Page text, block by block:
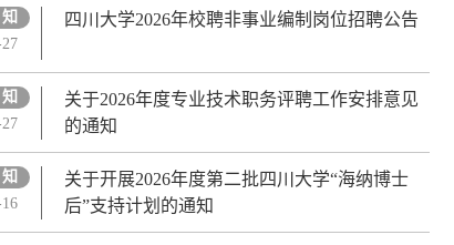
年度人事人才工作布
四川大学2026年校聘非事业编制岗位招聘公告
关于2026年度专业技术职务评聘工作安排意见
的通知
关于开展2026年度第二批四川大学“海纳博士
后”支持计划的通知